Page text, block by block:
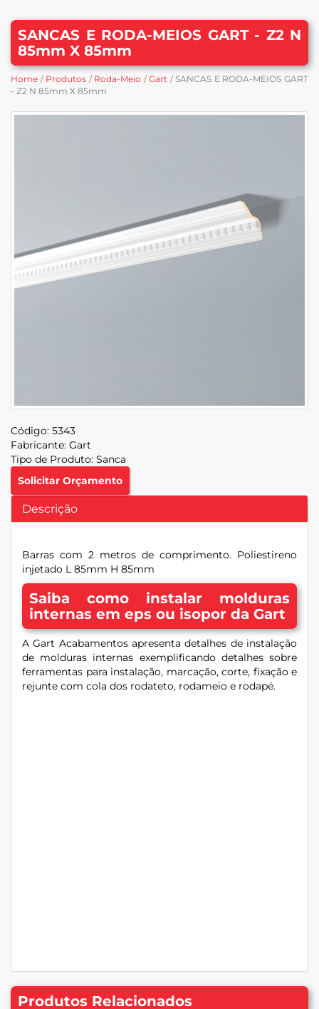
SANCAS E RODA-MEIOS GART - Z2 N
85mm X 85mm
Home / Produtos / Roda-Meio /Gart / SANCAS E RODA-MEIOS GART
- Z2 N 85mm X 85mm
Código: 5343
Fabricante: Gart
Tipo de Produto: Sanca
Solicitar Orçamento
Descrição
Barras com 2 metros de comprimento. Poliestireno
injetado L 85mm H 85mm
Saiba como instalar molduras
internas em eps ou isopor da Gart
A Gart Acabamentos apresenta detalhes de instalação
de molduras internas exemplificando detalhes sobre
ferramentas para instalação, marcação, corte, fixação e
rejunte com cola dos rodateto, rodameio e rodapé.
Produtos Relacionados